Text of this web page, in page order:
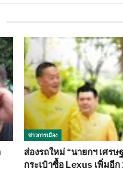
ข่าวการเมือง
ส่องรถใหม่ “นายกฯ เศรษ
กระเป๋าซื้อ Lexus เพิ่มอี